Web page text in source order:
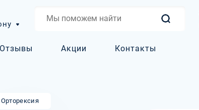
Отзывы Акции Контакты
Орторексия